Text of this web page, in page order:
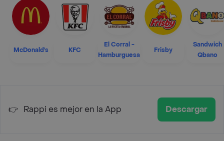
McDonald's KFC
El Corral -
Hamburguesa
Frisby
Sandwich
Qbano
👉 Rappi es mejor en la App Descargar